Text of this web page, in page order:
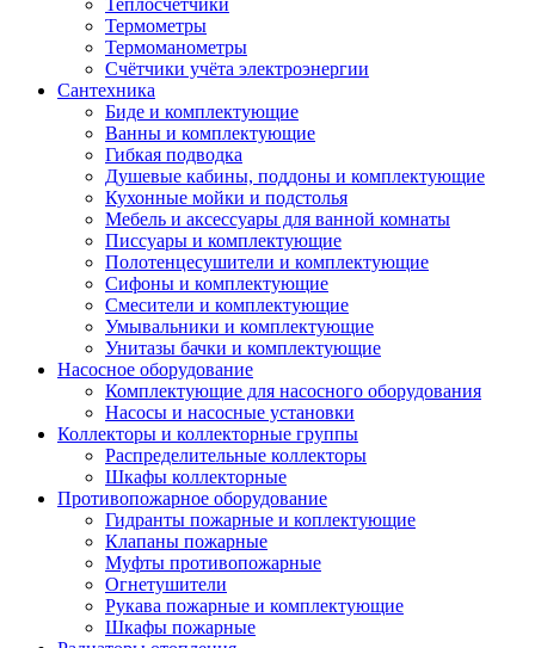
Теплосчетчики
Термометры
Термоманометры
Счётчики учёта электроэнергии
Сантехника
Биде и комплектующие
Ванны и комплектующие
Гибкая подводка
Душевые кабины, поддоны и комплектующие
Кухонные мойки и подстолья
Мебель и аксессуары для ванной комнаты
Писсуары и комплектующие
Полотенцесушители и комплектующие
Сифоны и комплектующие
Смесители и комплектующие
Умывальники и комплектующие
Унитазы бачки и комплектующие
Насосное оборудование
Комплектующие для насосного оборудования
Насосы и насосные установки
Коллекторы и коллекторные группы
Распределительные коллекторы
Шкафы коллекторные
Противопожарное оборудование
Гидранты пожарные и коплектующие
Клапаны пожарные
Муфты противопожарные
Огнетушители
Рукава пожарные и комплектующие
Шкафы пожарные